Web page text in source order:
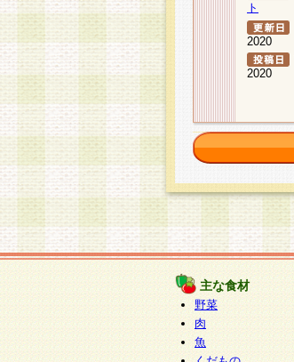
ト
2020
2020
主な食材
野菜
肉
魚